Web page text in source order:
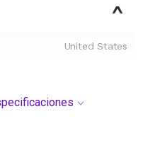
United States